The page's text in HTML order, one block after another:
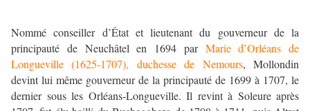
Nommé conseiller d’État et lieutenant du gouverneur de la
principauté de Neuchâtel en 1694 par Marie d’Orléans de
Longueville (1625-1707), duchesse de Nemours, Mollondin
devint lui même gouverneur de la principauté de 1699 à 1707, le
dernier sous les Orléans-Longueville. Il revint à Soleure après